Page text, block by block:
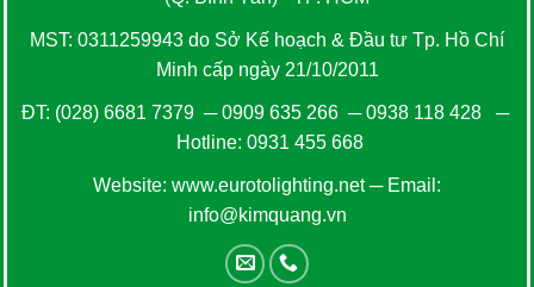
MST: 0311259943 do Sở Kế hoạch & Đầu tư Tp. Hồ Chí
Minh cấp ngày 21/10/2011
ĐT: (028) 6681 7379 ─0909 635 266─0938 118 428─
Hotline: 0931 455 668
Website: www.eurotolighting.net─ Email:
info@kimquang.vn